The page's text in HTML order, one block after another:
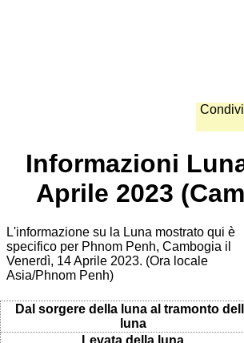
Informazioni
Aprile 2023
L'informazione su la Luna mostrato qui è
specifico per Phnom Penh, Cambogia il
Venerdì, 14 Aprile 2023. (Ora locale
Asia/Phnom Penh)
Dal sorgere della luna al tramonto
luna
Levata della luna